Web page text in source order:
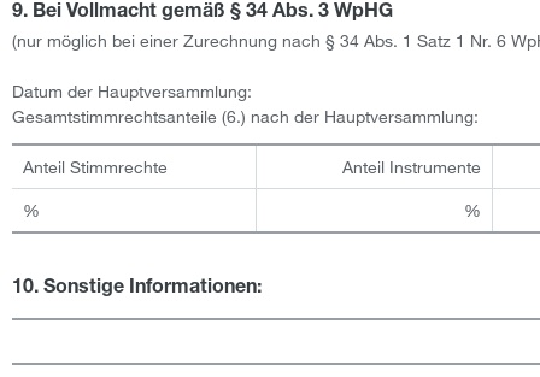
9. Bei Vollmacht gemäß § 34 Abs. 3 WpHG
(nur möglich bei einer Zurechnung nach § 34 Abs. 1 Satz 1 Nr. 6
Datum der Hauptversammlung:
Gesamtstimmrechtsanteile (6.) nach der Hauptversammlung:
Anteil Stimmrechte Anteil Instrumente
% %
10. Sonstige Informationen: